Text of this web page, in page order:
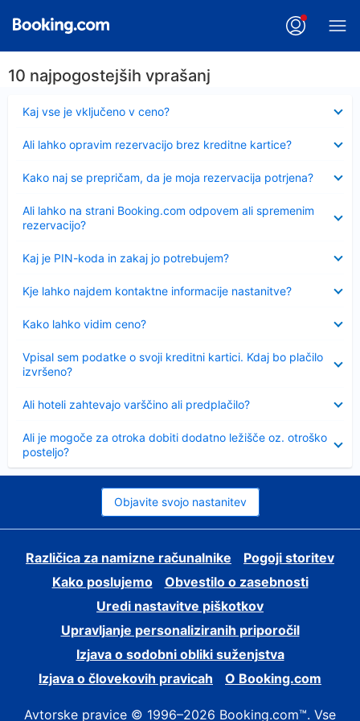
10 najpogostejših vprašanj
Kaj vse je vključeno v ceno?
Ali lahko opravim rezervacijo brez kreditne kartice?
Kako naj se prepričam, da je moja rezervacija potrjena?
Ali lahko na strani Booking.com odpovem ali spremenim
rezervacijo?
Kaj je PIN-koda in zakaj jo potrebujem?
Kje lahko najdem kontaktne informacije nastanitve?
Kako lahko vidim ceno?
Vpisal sem podatke o svoji kreditni kartici. Kdaj bo plačilo
izvršeno?
Ali hoteli zahtevajo varščino ali predplačilo?
Ali je mogoče za otroka dobiti dodatno ležišče oz. otroško
posteljo?
Objavite svojo nastanitev
Različica za namizne računalnike
Pogoji storitev
Kako poslujemo
Obvestilo o zasebnosti
Uredi nastavitve piškotkov
Upravljanje personaliziranih priporočil
Izjava o sodobni obliki suženjstva
Izjava o človekovih pravicah
O Booking.com
Avtorske pravice © 1996–2026 Booking.com™. Vse